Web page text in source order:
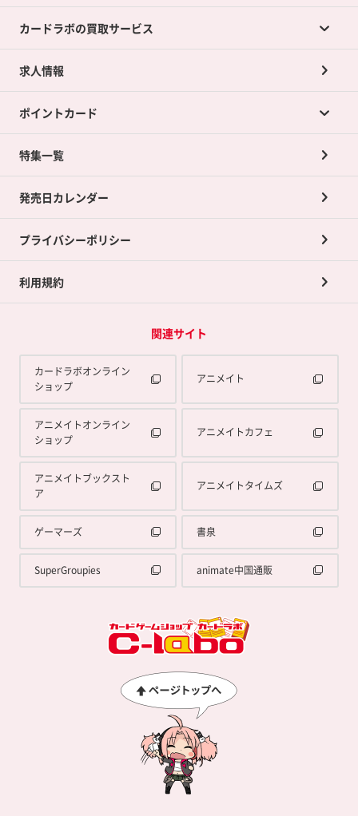
カードラボの買取サービス
カードラボの買取サービスTOP
店舗買取について
ネット買取について
買取承諾書について
求人情報
ポイントカード
ポイントカードTOP
ポイント交換景品
特集一覧
発売日カレンダー
プライバシーポリシー
利用規約
関連サイト
カードラボオンライン
ショップ
アニメイト
アニメイトオンライン
ショップ
アニメイトカフェ
アニメイトブックスト
ア
アニメイトタイムズ
ゲーマーズ 書泉
SuperGroupies animate中国通販